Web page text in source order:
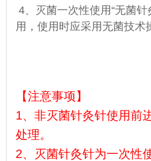
4、灭菌一次性使用“无菌
用，使用时应采用无菌技术
【注意事项】
1、 非灭菌针灸针使用前
处理。
2、 灭菌针灸针为一次性